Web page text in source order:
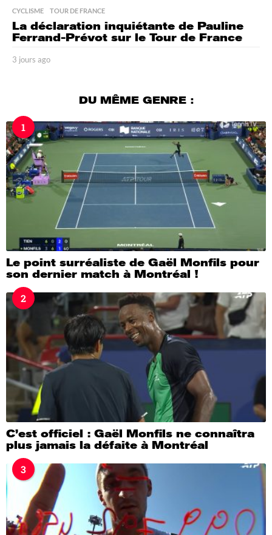
CYCLISME ,TOUR DE FRANCE
La déclaration inquiétante de Pauline
Ferrand-Prévot sur le Tour de France
3 jours ago
a
g
DU MÊME GENRE :
1
Le point surréaliste de Gaël Monfils pour
son dernier match à Montréal !
2
C’est officiel : Gaël Monfils ne connaîtra
plus jamais la défaite à Montréal
3